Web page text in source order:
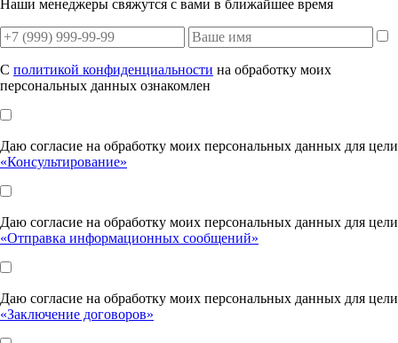
Наши менеджеры свяжутся с вами в ближайшее время
С политикой конфиденциальности на обработку моих
персональных данных ознакомлен
Даю согласие на обработку моих персональных данных для цели
«Консультирование»
Даю согласие на обработку моих персональных данных для цели
«Отправка информационных сообщений»
Даю согласие на обработку моих персональных данных для цели
«Заключение договоров»